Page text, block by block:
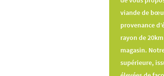
viande de
provenance
rayon de
magasin.
supérieure,